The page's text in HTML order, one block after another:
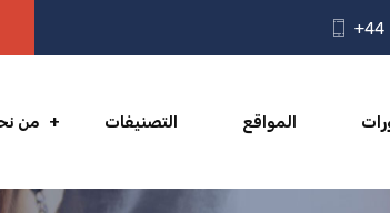
+44
المواقع التصنيفات من